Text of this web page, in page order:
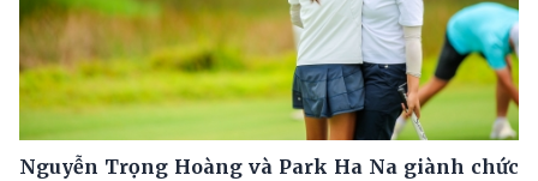
Nguyễn Trọng Hoàng và Park Ha Na giành chức